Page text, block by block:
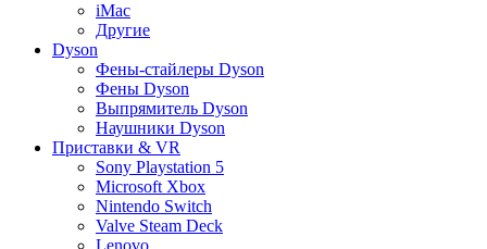
iMac
Другие
Dyson
Фены-стайлеры Dyson
Фены Dyson
Выпрямитель Dyson
Наушники Dyson
Приставки & VR
Sony Playstation 5
Microsoft Xbox
Nintendo Switch
Valve Steam Deck